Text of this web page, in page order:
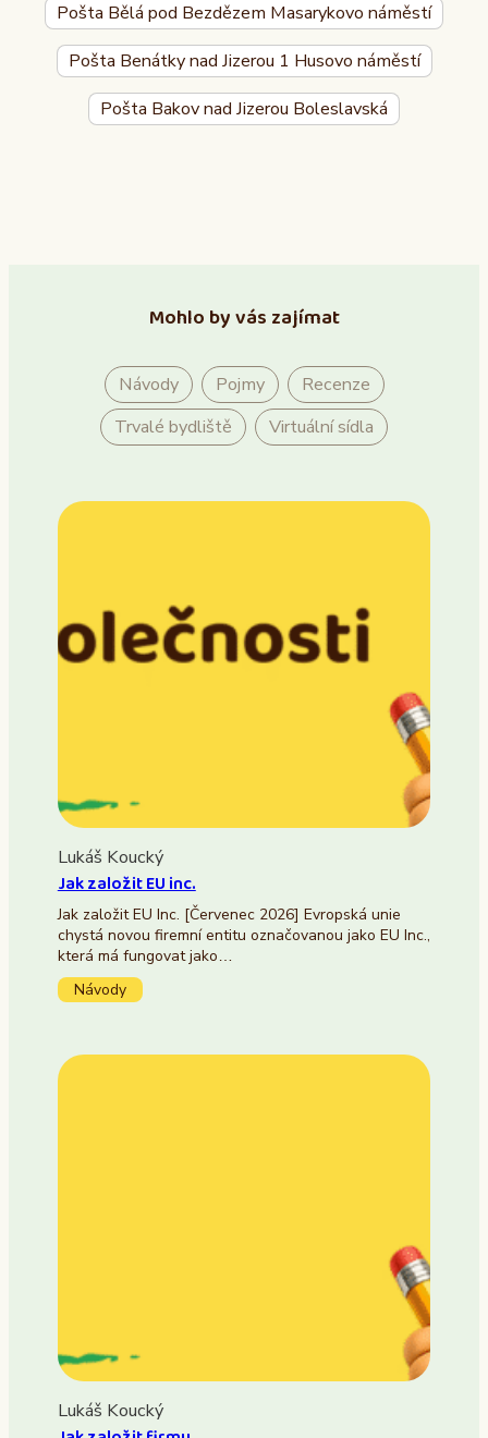
Pošta Bělá pod Bezdězem Masarykovo náměstí
Pošta Benátky nad Jizerou 1 Husovo náměstí
Pošta Bakov nad Jizerou Boleslavská
Mohlo by vás zajímat
Návody Pojmy
Recenze
Trvalé bydliště
Virtuální sídla
Lukáš Koucký
Jak založit EU inc.
Jak založit EU Inc. [Červenec 2026] Evropská unie
chystá novou firemní entitu označovanou jako EU Inc.,
která má fungovat jako…
Návody
Lukáš Koucký